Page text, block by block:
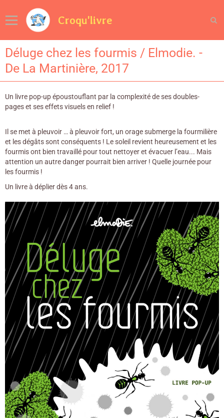
Croqu'livre
Déluge chez les fourmis / Elmodie. -
De La Martinière, 2017
Un livre pop-up époustouflant par la complexité de ses doubles-
pages et ses effets visuels en relief !
Il se met à pleuvoir … à pleuvoir fort, un orage submerge la fourmilière
et les dégâts sont conséquents ! Le soleil revient heureusement et les
fourmis ont bien travaillé pour tout nettoyer et évacuer l’eau... Mais
attention un autre danger pourrait bien arriver ! Quelle journée pour
les fourmis !
Un livre à déplier dès 4 ans.